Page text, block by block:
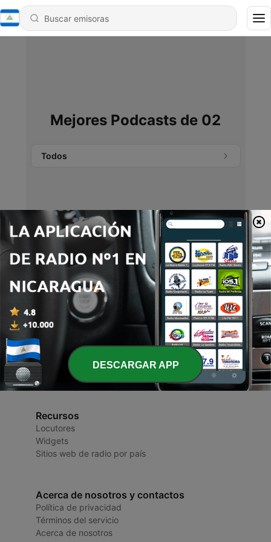
Mejores Podcasts de 02
Todos
No se encontraron podcasts.
Radios de Nicaragua
Recursos
Locutores
Widgets
Sitios web de radio por país
Acerca de nosotros y contactos
Política de privacidad
Términos del servicio
Acerca de nosotros
DESCARGAR APP